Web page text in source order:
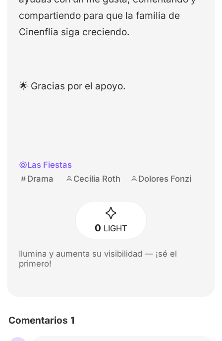
compartiendo para que la familia de
Cinenflia siga creciendo.
🌟 Gracias por el apoyo.
Las Fiestas
Drama
Cecilia Roth Dolores Fonzi
0 LIGHT
Ilumina y aumenta su visibilidad — ¡sé el
primero!
Comentarios 1